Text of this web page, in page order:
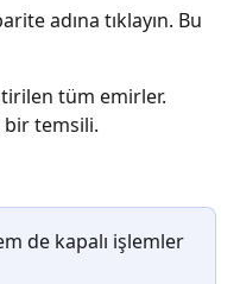
adına tıklayın. Bu
tüm emirler.
temsili.
de kapalı işlemler